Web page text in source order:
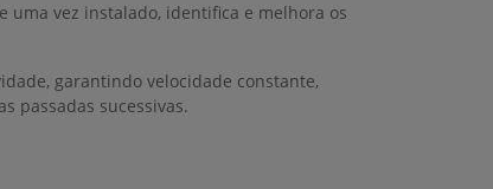
uma vez instalado, identifica e melhora os
garantindo velocidade constante,
passadas sucessivas.